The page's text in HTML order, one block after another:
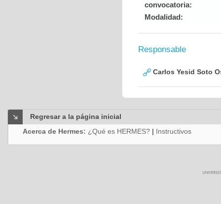
convocatoria:
Modalidad:
Responsable
Carlos Yesid Soto
Regresar a la página inicial
Acerca de Hermes: ¿Qué es HERMES? | Instructivos